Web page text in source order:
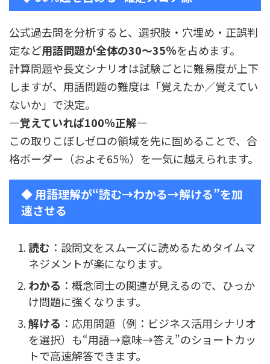
公式過去問を分析すると、選択肢・穴埋め・正誤判
定など用語問題が全体の30〜35％を占めます。
計算問題や長文シナリオは試験ごとに難易度が上下
しますが、用語問題の難度は「覚えたか／覚えてい
ないか」で決定。
—覚えていれば100％正解—
この取りこぼしゼロの領域を先に固めることで、合
格ボーダー（およそ65％）を一気に越えられます。
◆ 用語理解が“読む→わかる→解ける”を加
速させる
読む ：設問文をスムーズに読めるためタイムマ
ネジメントが楽になります。
わかる ：概念同士の関連が見えるので、ひっか
け問題に強くなります。
解ける ：応用問題（例：ビジネス活用シナリオ
を選択）も“用語→意味→答え”のショートカッ
トで高速解答できます。